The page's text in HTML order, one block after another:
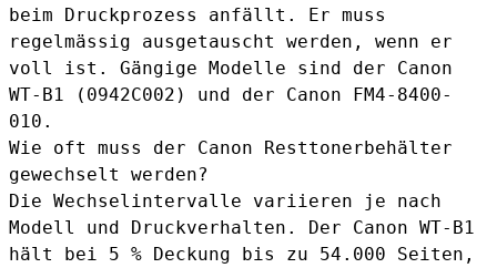
beim Druckprozess anfällt. Er muss
regelmässig ausgetauscht werden, wenn er
voll ist. Gängige Modelle sind der Canon
WT-B1 (0942C002) und der Canon FM4-8400-
010.
Wie oft muss der Canon Resttonerbehälter
gewechselt werden?
Die Wechselintervalle variieren je nach
Modell und Druckverhalten. Der Canon WT-B1
hält bei 5 % Deckung bis zu 54.000 Seiten,